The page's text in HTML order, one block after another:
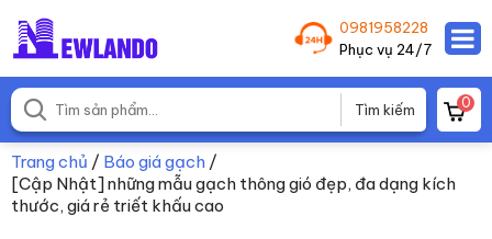
0981958228
Phục vụ 24/7
0
Trang chủ / Báo giá gạch /
[Cập Nhật] những mẫu gạch thông gió đẹp, đa dạng kích
thước, giá rẻ triết khấu cao